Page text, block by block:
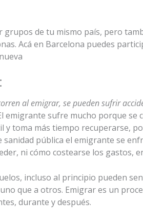
de tu mismo país, pero
Acá en Barcelona puedes
al emigrar, se pueden sufrir
emigrante sufre mucho porque se
y toma más tiempo recuperarse,
pública el emigrante se
ni cómo costearse los gastos,
incluso al principio pueden
que a otros. Emigrar es un
durante y después.